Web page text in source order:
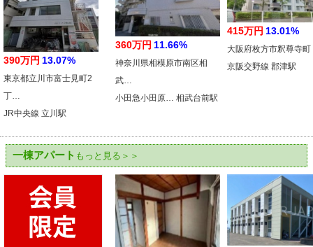
390万円 13.07%
東京都立川市富士見町2
丁…
JR中央線 立川駅
360万円 11.66%
神奈川県相模原市南区相
武…
小田急小田原… 相武台前駅
415万円 13.01%
大阪府枚方市釈尊寺町
京阪交野線 郡津駅
一棟アパート もっと見る＞＞